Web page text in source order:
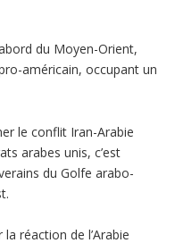
du Moyen-Orient,
américain, occupant un
le conflit Iran-Arabie
arabes unis, c’est
du Golfe arabo-
réaction de l’Arabie